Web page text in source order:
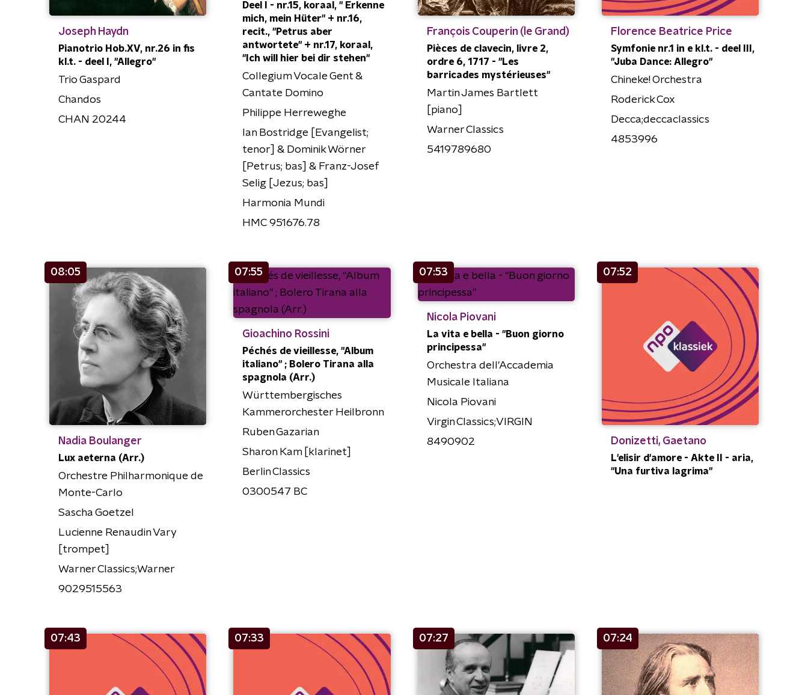
Joseph Haydn
Pianotrio Hob.XV, nr.26 in fis
kl.t. - deel I, "Allegro"
Trio Gaspard
Chandos
CHAN 20244
Deel I - nr.15, koraal, " Erkenne
mich, mein Hüter" + nr.16,
recit., "Petrus aber
antwortete" + nr.17, koraal,
"Ich will hier bei dir stehen"
Collegium Vocale Gent &
Cantate Domino
Philippe Herreweghe
Ian Bostridge [Evangelist;
tenor] & Dominik Wörner
[Petrus; bas] & Franz-Josef
Selig [Jezus; bas]
Harmonia Mundi
HMC 951676.78
François Couperin (le Grand)
Pièces de clavecin, livre 2,
ordre 6, 1717 - "Les
barricades mystérieuses"
Martin James Bartlett
[piano]
Warner Classics
5419789680
Florence Beatrice Price
Symfonie nr.1 in e kl.t. - deel III,
"Juba Dance: Allegro"
Chineke! Orchestra
Roderick Cox
Decca;deccaclassics
4853996
08:05
Nadia Boulanger
Lux aeterna (Arr.)
Orchestre Philharmonique de
Monte-Carlo
Sascha Goetzel
Lucienne Renaudin Vary
[trompet]
Warner Classics;Warner
9029515563
07:55
Gioachino Rossini
Péchés de vieillesse, "Album
italiano" ; Bolero Tirana alla
spagnola (Arr.)
Württembergisches
Kammerorchester Heilbronn
Ruben Gazarian
Sharon Kam [klarinet]
Berlin Classics
0300547 BC
07:53
Nicola Piovani
La vita e bella - "Buon giorno
principessa"
Orchestra dell'Accademia
Musicale Italiana
Nicola Piovani
Virgin Classics;VIRGIN
8490902
07:52
Donizetti, Gaetano
L'elisir d'amore - Akte II - aria,
"Una furtiva lagrima"
07:43 07:33 07:27 07:24